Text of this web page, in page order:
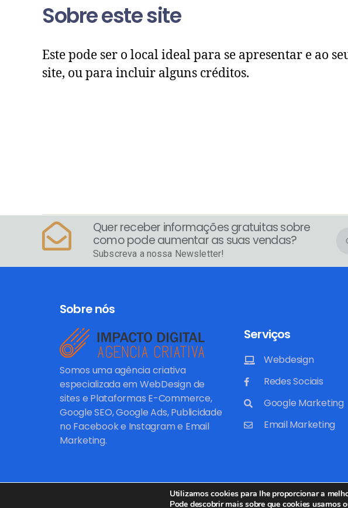
Sobre este site
Este pode ser o local ideal para se apresentar e ao
site, ou para incluir alguns créditos.
Quer receber informações gratuitas sobre
como pode aumentar as suas vendas?
Subscreva a nossa Newsletter!
Sobre nós
Somos uma agência criativa
especializada em WebDesign de
sites e Plataformas E-Commerce,
Google SEO, Google Ads, Publicidade
no Facebook e Instagram e Email
Marketing.
Serviços
Webdesign
Redes Sociais
Google Marketing
Email Marketing
Utilizamos cookies para lhe proporcionar a
Pode descobrir mais sobre que cookies usamos